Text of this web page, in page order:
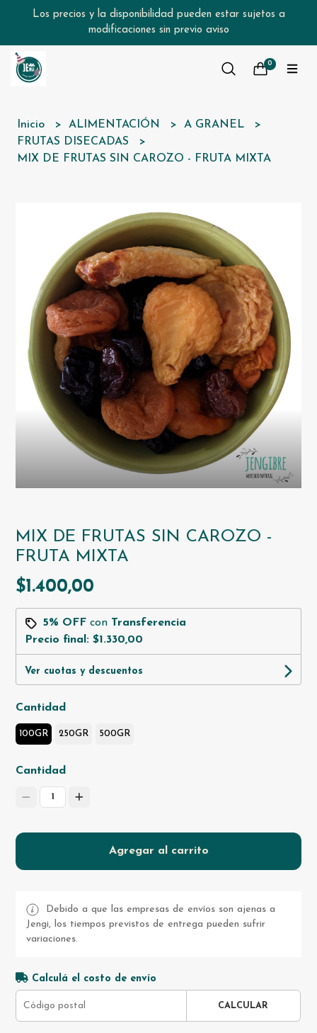
Los precios y la disponibilidad pueden estar sujetos a
modificaciones sin previo aviso
0
Inicio ALIMENTACIÓN
A GRANEL
FRUTAS DISECADAS
MIX DE FRUTAS SIN CAROZO - FRUTA MIXTA
MIX DE FRUTAS SIN CAROZO -
FRUTA MIXTA
$1.400,00
5% OFF con Transferencia
Precio final:$1.330,00
Ver cuotas y descuentos
Cantidad
100GR 250GR 500GR
Cantidad
1
Agregar al carrito
Debido a que las empresas de envíos son ajenas a
Jengi, los tiempos previstos de entrega pueden sufrir
variaciones.
Calculá el costo de envío
CALCULAR